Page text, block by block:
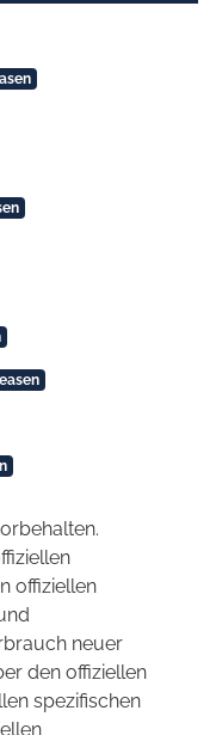
offiziellen
neuer
den offiziellen
spezifischen